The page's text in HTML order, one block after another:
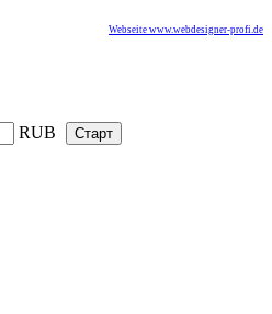
Webseite www.webdesigner-profi.de
RUB